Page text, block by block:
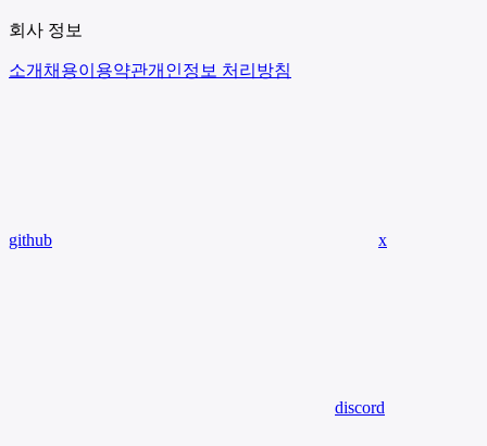
회사 정보
소개 채용이용약관개인정보 처리방침
github x
discord